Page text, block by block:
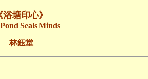
《浴塘印心》
Seals Minds
林鈺堂